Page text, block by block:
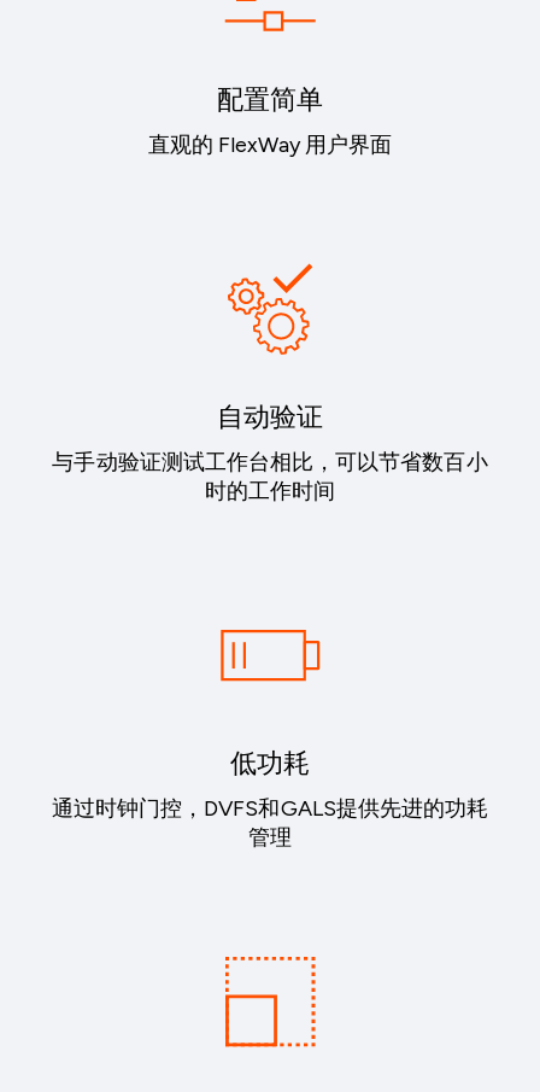
配置简单
直观的 FlexWay 用户界面
自动验证
与手动验证测试工作台相比，可以节省数百小
时的工作时间
低功耗
通过时钟门控，DVFS和GALS提供先进的功耗
管理